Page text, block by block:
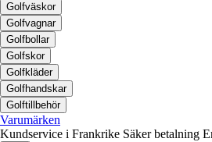
Golfväskor
Golfvagnar
Golfbollar
Golfskor
Golfkläder
Golfhandskar
Golftillbehör
Varumärken
Kundservice i Frankrike Säker betalning